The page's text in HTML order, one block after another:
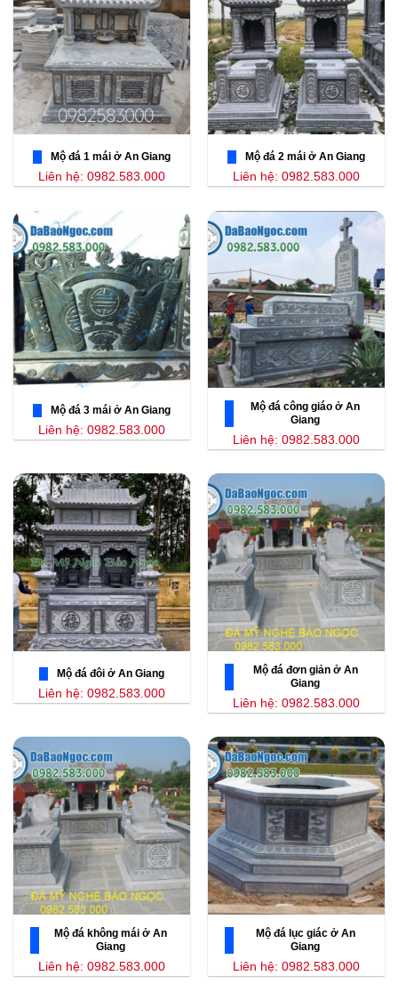
Mộ đá 1 mái ở An Giang
Liên hệ: 0982.583.000
Mộ đá 2 mái ở An Giang
Liên hệ: 0982.583.000
Mộ đá 3 mái ở An Giang
Liên hệ: 0982.583.000
Mộ đá công giáo ở An
Giang
Liên hệ: 0982.583.000
Mộ đá đôi ở An Giang
Liên hệ: 0982.583.000
Mộ đá đơn giản ở An
Giang
Liên hệ: 0982.583.000
Mộ đá không mái ở An
Giang
Liên hệ: 0982.583.000
Mộ đá lục giác ở An
Giang
Liên hệ: 0982.583.000